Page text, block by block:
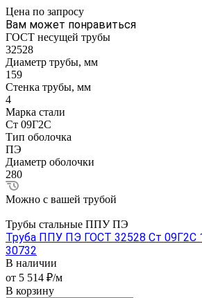
Цена по запросу
Вам может понравиться
ГОСТ несущей трубы
32528
Диаметр трубы, мм
159
Стенка трубы, мм
4
Марка стали
Ст 09Г2С
Тип оболочка
ПЭ
Диаметр оболочки
280
Можно с вашей трубой
Трубы стальные ППУ ПЭ
Труба ППУ ПЭ ГОСТ 32528 Ст 09Г2С
30732
В наличии
от 5 514 ₽/м
В корзину